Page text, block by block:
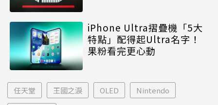
iPhone Ultra摺疊機「5大
特點」配得起Ultra名字！
果粉看完更心動
任天堂 王國之淚 OLED Nintendo